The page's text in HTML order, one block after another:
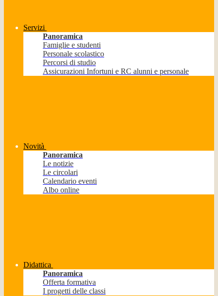
Servizi
Panoramica
Famiglie e studenti
Personale scolastico
Percorsi di studio
Assicurazioni Infortuni e RC alunni e personale
Novità
Panoramica
Le notizie
Le circolari
Calendario eventi
Albo online
Didattica
Panoramica
Offerta formativa
I progetti delle classi